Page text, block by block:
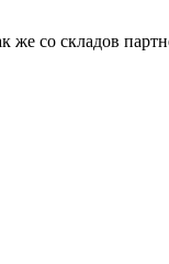
же со складов